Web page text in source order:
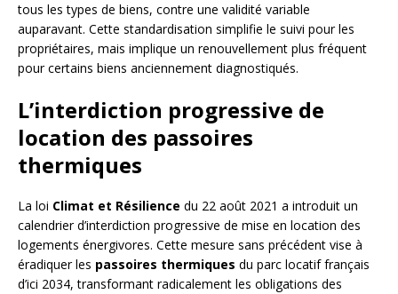
tous les types de biens, contre une validité variable
auparavant. Cette standardisation simplifie le suivi pour les
propriétaires, mais implique un renouvellement plus fréquent
pour certains biens anciennement diagnostiqués.
L’interdiction progressive de
location des passoires
thermiques
La loi Climat et Résilience du 22 août 2021 a introduit un
calendrier d’interdiction progressive de mise en location des
logements énergivores. Cette mesure sans précédent vise à
éradiquer les passoires thermiques du parc locatif français
d’ici 2034, transformant radicalement les obligations des